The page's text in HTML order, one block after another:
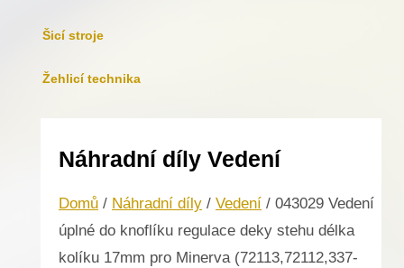
Šicí stroje
Žehlicí technika
Náhradní díly Vedení
Domů / Náhradní díly / Vedení / 043029 Vedení
úplné do knoflíku regulace deky stehu délka
kolíku 17mm pro Minerva (72113,72112,337-